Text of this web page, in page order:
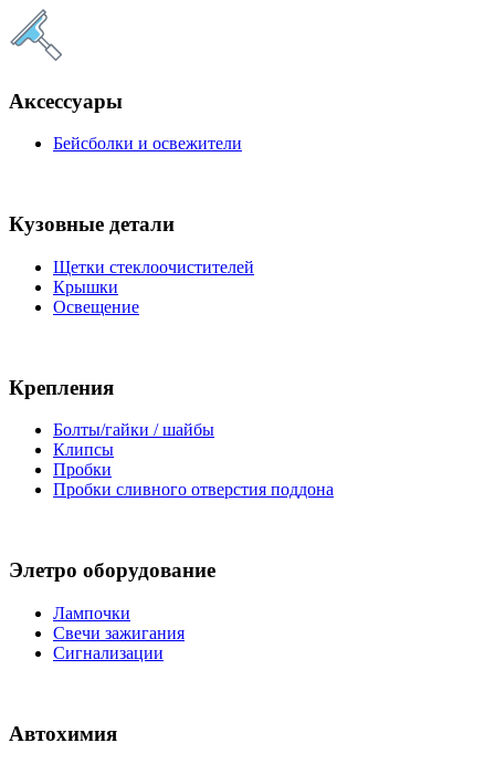
Аксессуары
Бейсболки и освежители
Кузовные детали
Щетки стеклоочистителей
Крышки
Освещение
Крепления
Болты/гайки / шайбы
Клипсы
Пробки
Пробки сливного отверстия поддона
Элетро оборудование
Лампочки
Свечи зажигания
Сигнализации
Автохимия